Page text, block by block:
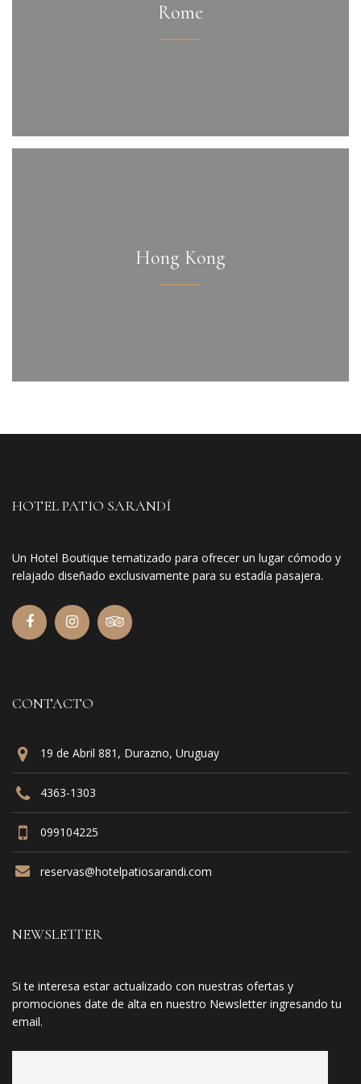
Rome
Hong Kong
HOTEL PATIO SARANDÍ
Un Hotel Boutique tematizado para ofrecer un lugar cómodo y
relajado diseñado exclusivamente para su estadía pasajera.
CONTACTO
19 de Abril 881, Durazno, Uruguay
4363-1303
099104225
reservas@hotelpatiosarandi.com
NEWSLETTER
Si te interesa estar actualizado con nuestras ofertas y
promociones date de alta en nuestro Newsletter ingresando tu
email.